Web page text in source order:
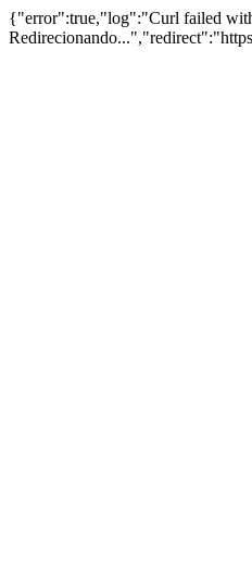
{"error":true,"log":"Curl failed with